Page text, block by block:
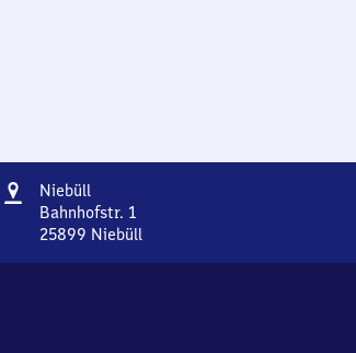
Adresse
Niebüll
Bahnhofstr. 1
25899 Niebüll